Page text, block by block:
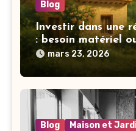
Blog
Investir dans une
: besoin matériel
mars 23, 2026
Blog Maison et